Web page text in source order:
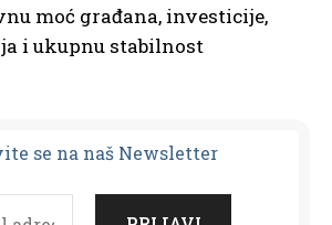
moć građana, investicije,
i ukupnu stabilnost
e se na naš Newsletter